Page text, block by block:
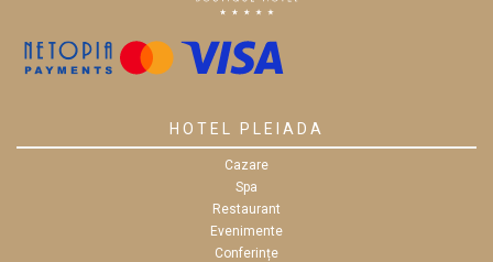
HOTEL PLEIADA
Cazare
Spa
Restaurant
Evenimente
Conferințe